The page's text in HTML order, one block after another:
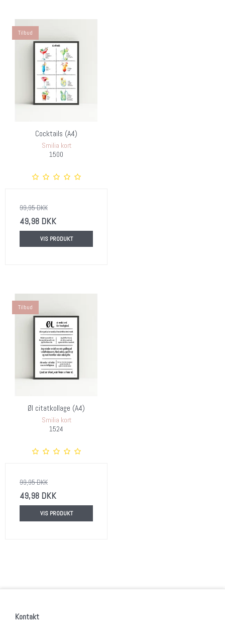
Tilbud
Cocktails (A4)
Smilia kort
1500
99,95 DKK
49,98 DKK
VIS PRODUKT
Tilbud
Øl citatkollage (A4)
Smilia kort
1524
99,95 DKK
49,98 DKK
VIS PRODUKT
Kontakt